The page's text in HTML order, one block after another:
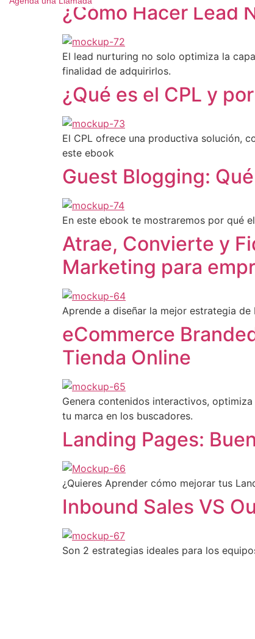
¿Cómo Hacer Lead
El lead nurturing no solo optimiza la
finalidad de adquirirlos.
¿Qué es el CPL y
El CPL ofrece una productiva solución,
este ebook
Guest Blogging:
En este ebook te mostraremos por qué
Atrae, Convierte y
Marketing para
Aprende a diseñar la mejor estrategia
eCommerce
Tienda Online
Genera contenidos interactivos,
tu marca en los buscadores.
Landing Pages:
¿Quieres Aprender cómo mejorar tus
Inbound Sales VS
Son 2 estrategias ideales para los